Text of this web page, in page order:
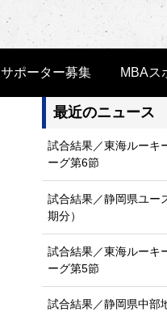
サポーター募集 MBAス
最近のニュース
試合結果／東海ルーキ
ーグ第6節
試合結果／静岡県ユー
期分）
試合結果／東海ルーキ
ーグ第5節
試合結果／静岡県中部